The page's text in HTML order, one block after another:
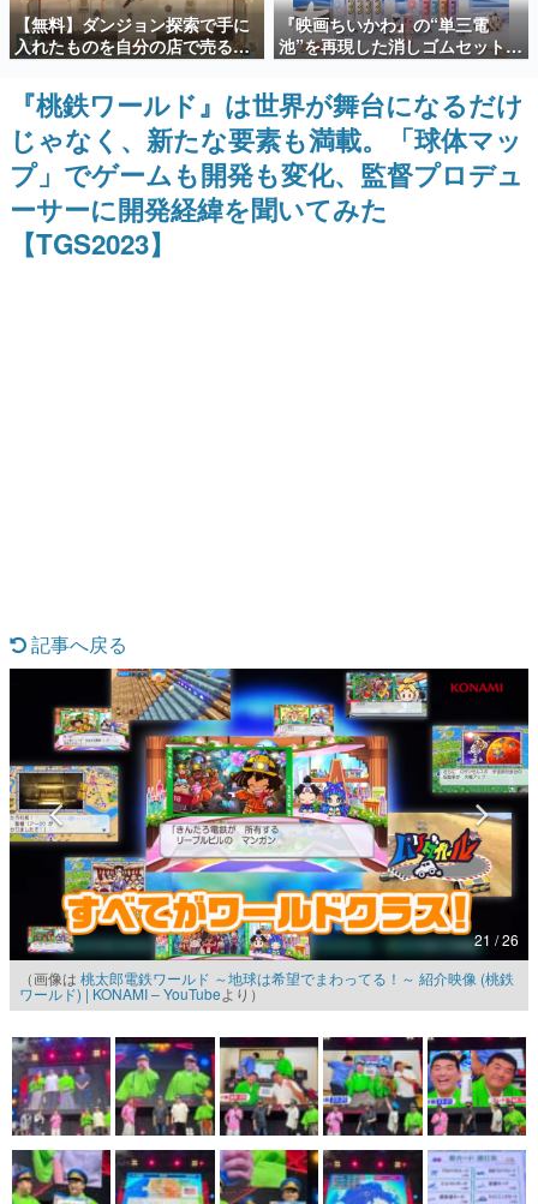
新世代に訊く
これからのデジタルゲーム市場を担う若きクリエイター達
の姿を追い、彼らのルーツと情熱を探っていきます。
ゲーム世代の作家たち
ゲームに多大な影響を受けた作家さんに取材し、ゲームが
日本のコンテンツ産業やカルチャーに与えた影響を探る企
画です。
日本モバイルゲーム産業史
日本のモバイルゲーム史における主要なトピック・タイト
ルを網羅するほか、開発者へのインタビューや識者による
解説を掲載。約20年の歴史が一望できる決定版！
特集記事
マンガ
女性向け
アプリレビュー
その他
電ファミニコゲーマーとは？
運営：株式会社マレ
【無料】ダンジョン探索で手に
入れたものを自分の店で売るゲ
ーム『Moonlighter』がSteam
にて無料配布中！続編
『Moonlighter 2』の9月2日正
式リリースを記念したキャンペ
ーン
『映画ちいかわ』の“単三電
池”を再現した消しゴムセットが
8月7日より発売決定。公式は
「在ったものを 消しながら いつ
かなくなる 永遠のいのち」と紹
介
『桃鉄ワールド』は世界が舞台になるだけ
じゃなく、新たな要素も満載。「球体マッ
プ」でゲームも開発も変化、監督プロデュ
ーサーに開発経緯を聞いてみた
【TGS2023】
記事へ戻る
21 / 26
（画像は 桃太郎電鉄ワールド ～地球は希望でまわってる！～ 紹介映像 (桃鉄
ワールド) | KONAMI – YouTubeより）